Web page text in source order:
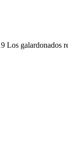
galardonados